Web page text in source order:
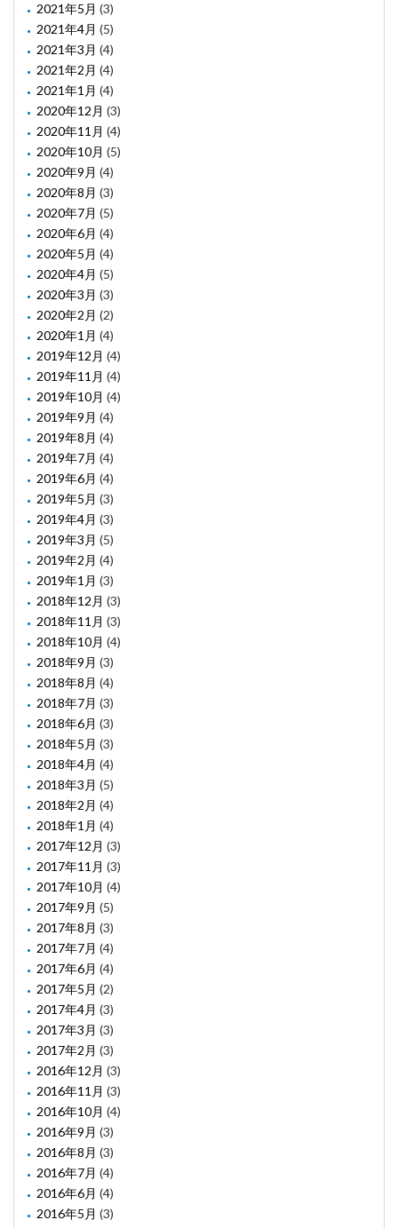
2021年5月 (3)
2021年4月 (5)
2021年3月 (4)
2021年2月 (4)
2021年1月 (4)
2020年12月 (3)
2020年11月 (4)
2020年10月 (5)
2020年9月 (4)
2020年8月 (3)
2020年7月 (5)
2020年6月 (4)
2020年5月 (4)
2020年4月 (5)
2020年3月 (3)
2020年2月 (2)
2020年1月 (4)
2019年12月 (4)
2019年11月 (4)
2019年10月 (4)
2019年9月 (4)
2019年8月 (4)
2019年7月 (4)
2019年6月 (4)
2019年5月 (3)
2019年4月 (3)
2019年3月 (5)
2019年2月 (4)
2019年1月 (3)
2018年12月 (3)
2018年11月 (3)
2018年10月 (4)
2018年9月 (3)
2018年8月 (4)
2018年7月 (3)
2018年6月 (3)
2018年5月 (3)
2018年4月 (4)
2018年3月 (5)
2018年2月 (4)
2018年1月 (4)
2017年12月 (3)
2017年11月 (3)
2017年10月 (4)
2017年9月 (5)
2017年8月 (3)
2017年7月 (4)
2017年6月 (4)
2017年5月 (2)
2017年4月 (3)
2017年3月 (3)
2017年2月 (3)
2016年12月 (3)
2016年11月 (3)
2016年10月 (4)
2016年9月 (3)
2016年8月 (3)
2016年7月 (4)
2016年6月 (4)
2016年5月 (3)